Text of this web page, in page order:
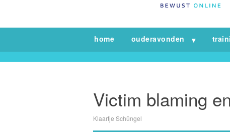
home ouderavonden
Victim blaming
Klaartje Schüngel